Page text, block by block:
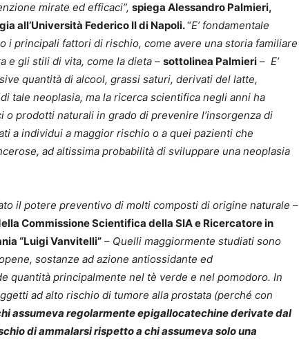
mirate ed efficaci”, spiega Alessandro Palmieri,
all’Università Federico II di Napoli.“E’ fondamentale
i principali fattori di rischio, come avere una storia familiare
e gli stili di vita, come la dieta – sottolinea Palmieri – E’
quantità di alcool, grassi saturi, derivati del latte,
tale neoplasia, ma la ricerca scientifica negli anni ha
prodotti naturali in grado di prevenire l’insorgenza di
a individui a maggior rischio o a quei pazienti che
ad altissima probabilità di sviluppare una neoplasia
il potere preventivo di molti composti di origine naturale –
Commissione Scientifica della SIA e Ricercatore in
“Luigi Vanvitelli” – Quelli maggiormente studiati sono
sostanze ad azione antiossidante ed
quantità principalmente nel tè verde e nel pomodoro. In
i ad alto rischio di tumore alla prostata (perché con
assumeva regolarmente epigallocatechine derivate dal
di ammalarsi rispetto a chi assumeva solo una